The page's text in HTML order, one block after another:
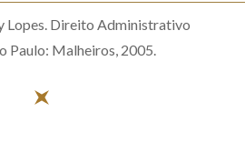
Lopes. Direito Administrativo
Paulo: Malheiros, 2005.